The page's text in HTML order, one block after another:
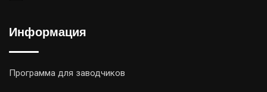
Информация
Программа для заводчиков